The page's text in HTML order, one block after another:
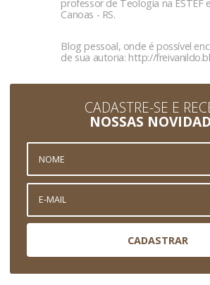
professor de Teologia na ESTEF
Canoas - RS.
Blog pessoal, onde é possível
de sua autoria: http://
CADASTRE-SE E
NOSSAS
CADASTRAR